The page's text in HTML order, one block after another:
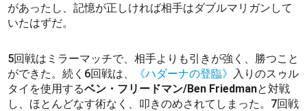
があったし、記憶が正しければ相手はダブルマリガンして
いたはずだ。
5回戦はミラーマッチで、相手よりも引きが強く、勝つこと
ができた。続く6回戦は、
《ハダーナの登臨》
入りのスゥル
タイを使用するベン・フリードマン/Ben Friedmanと対戦
し、ほとんどなす術なく、叩きのめされてしまった。7回戦